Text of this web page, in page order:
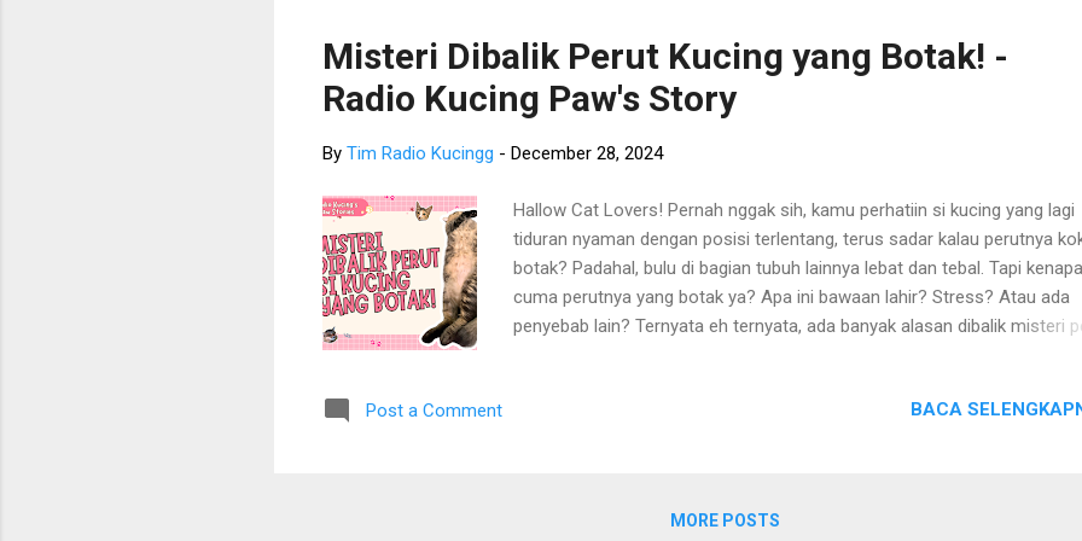
lebih nyaman dan aman. Yang terpenting, pastikan suasana di sekitar
tetap tenang, ya Cat Lovers! Oh iya, informasi ini Cat Lovers bisa lihat
video dari Instagram Radio Kucing dibawah ini : Yuk, l...
Misteri Dibalik Perut Kucing yang Botak! -
Radio Kucing Paw's Story
By Tim Radio Kucingg - December 28, 2024
Hallow Cat Lovers! Pernah nggak sih, kamu perhatiin si kucing yang lagi
tiduran nyaman dengan posisi terlentang, terus sadar kalau perutnya
botak? Padahal, bulu di bagian tubuh lainnya lebat dan tebal. Tapi kenapa
cuma perutnya yang botak ya? Apa ini bawaan lahir? Stress? Atau ada
penyebab lain? Ternyata eh ternyata, ada banyak alasan dibalik misteri
lama Radio Kucing, pasti Cat Lovers udah tau dong, bahwa Om Belang
kemungkinan penyebabnya, nih! Yaitu : Faktor Keturunan atau Gen si
Post a Comment BACA
MORE POSTS